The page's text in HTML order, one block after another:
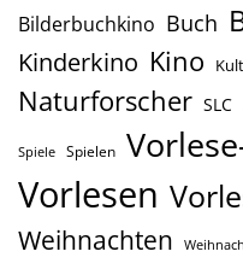
Bilderbuchkino Buch
Kinderkino Kino
Naturforscher SLC
Spiele Spielen
Vorlesen
Weihnachten